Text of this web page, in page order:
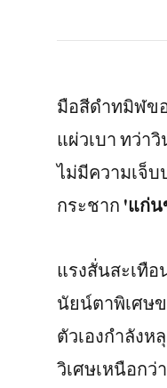
มือสีดำทมิฬข
แผ่วเบา ทว่า
ไม่มีความเจ็บ
กระชาก 'แก่น
แรงสั่นสะเทือ
นัยน์ตาพิเศษ
ตัวเองกำลังห
วิเศษเหนือก